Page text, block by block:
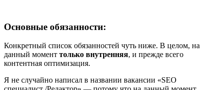
Основные обязанности:
Конкретный список обязанностей чуть ниже. В целом, на
данный момент только внутренняя, и прежде всего
контентная оптимизация.
Я не случайно написал в названии вакансии «SEO